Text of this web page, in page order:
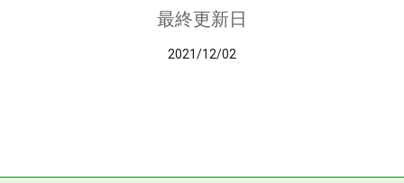
最終更新日
2021/12/02